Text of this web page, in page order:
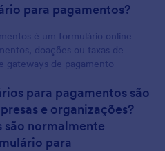
para pagamentos?
é um formulário online
doações ou taxas de
gateways de pagamento
para pagamentos são
e organizações?
são normalmente
para